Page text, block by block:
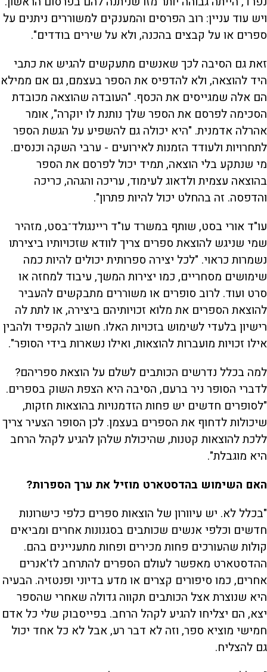
ויש עוד עניין: רוב הפרסים והמענקים למשוררים ניתנים על
ספרים או על קבצים בהכנה, ולא על שירים בודדים".
זאת גם הסיבה לכך שאנשים מתעקשים להגיש את כתבי
היד להוצאה, ולא להדפיס את הספר בעצמם, גם אם ממילא
הם אלה שמגייסים את הכסף. "העובדה שהוצאה מכובדת
הסכימה לפרסם את הספר שלך נותנת לו יוקרה", אומר
אהרלה אדמנית. "היא יכולה גם להשפיע על הגשת הספר
לתחרויות ולעודד הזמנות לאירועים - ערבי השקה וכנסים.
מי שנתקע בלי הוצאה, תמיד יכול לפרסם את הספר
בהוצאה עצמית ולדאוג לעימוד, עריכה והגהה, כריכה
והדפסה. זה בהחלט יכול להיות פתרון".
עו"ד אורי בסט, שותף במשרד עו"ד ריינגולד־בסט, מזהיר
שמי שניגש להוצאת ספרים צריך לוודא שזכויותיו ביצירתו
נשמרות כראוי. "לכל יצירה ספרותית יכולים להיות כמה
שימושים מסחריים, כמו יצירות המשך, עיבוד למחזה או
סרט ועוד. לרוב סופרים או משוררים מתבקשים להעביר
להוצאת הספרים את מלוא זכויותיהם ביצירה, או לתת לה
רישיון בלעדי לשימוש בזכויות האלו. חשוב להקפיד ולהבין
אילו זכויות מועברות להוצאות, ואילו נשארות בידי הסופר".
למה בכלל נדרשים הכותבים לשלם על הוצאת ספריהם?
לדברי הסופר ניר ברעם, הסיבה היא הצפת השוק בספרים.
"לסופרים חדשים יש פחות הזדמנויות בהוצאות חזקות,
שיכולות לדחוף את הספרים בעצמן. לכן הסופר הצעיר צריך
ללכת להוצאות קטנות, שהיכולת שלהן להגיע לקהל הרחב
היא מוגבלת".
האם השימוש בהדסטארט מוזיל את ערך הספרות?
"בכלל לא. יש עיוורון של הוצאות ספרים כלפי כישרונות
חדשים וכלפי אנשים שכותבים בסגנונות אחרים ומביאים
קולות שהעורכים פחות מכירים ופחות מתעניינים בהם.
ההדסטארט מאפשר לעולם הספרים להתרחב לז'אנרים
אחרים, כמו סיפורים קצרים או מדע בדיוני ופנטזיה. הבעיה
היא שנוצרת אצל הכותבים תקווה גדולה שאחרי שהספר
יצא, הם יצליחו להגיע לקהל הרחב. בפייסבוק שלי כל אדם
חמישי מוציא ספר, וזה לא דבר רע, אבל לא כל אחד יכול
גם להצליח.